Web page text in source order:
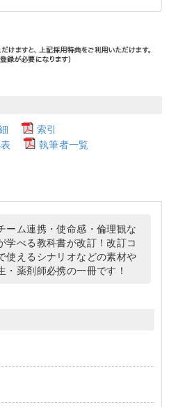
索引
執筆者一覧
ーム連携・使命感・倫理観な
学べる教科書が改訂！改訂コ
使えるシナリオなどの素材や
薬剤師必携の一冊です！